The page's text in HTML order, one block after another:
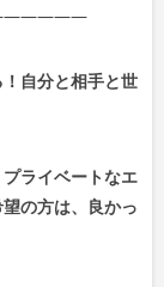
自分と相手と世
ライベートなエ
の方は、良かっ